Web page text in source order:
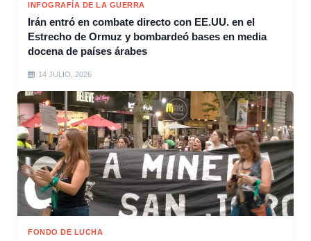
INFOGRAFÍA DE LA GUERRA
Irán entró en combate directo con EE.UU. en el
Estrecho de Ormuz y bombardeó bases en media
docena de países árabes
14 JULIO, 2026
FONDO DE LUCHA